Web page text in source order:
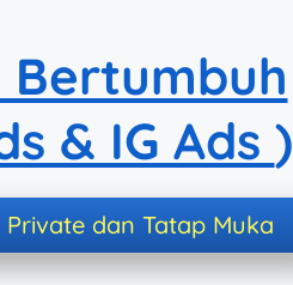
Bertumbuh
& IG Ads )
dan Tatap Muka